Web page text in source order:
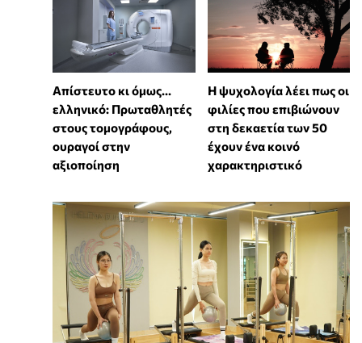
Απίστευτο κι όμως...
ελληνικό: Πρωταθλητές
στους τομογράφους,
ουραγοί στην
αξιοποίηση
⁠Η ψυχολογία λέει πως οι
φιλίες που επιβιώνουν
στη δεκαετία των 50
έχουν ένα κοινό
χαρακτηριστικό